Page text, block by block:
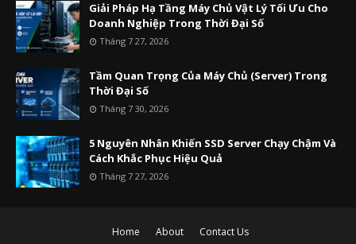
Giải Pháp Hạ Tầng Máy Chủ Vật Lý Tối Ưu Cho
Doanh Nghiệp Trong Thời Đại Số
Tháng 7 27, 2026
Tầm Quan Trọng Của Máy Chủ (Server) Trong
Thời Đại Số
Tháng 7 30, 2026
5 Nguyên Nhân Khiến SSD Server Chạy Chậm Và
Cách Khắc Phục Hiệu Quả
Tháng 7 27, 2026
Home About Contact Us